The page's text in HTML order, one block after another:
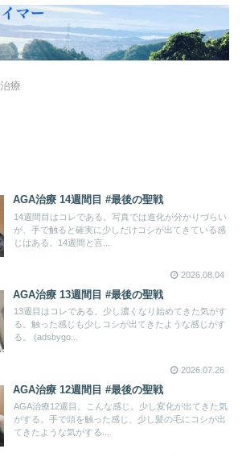
療
AGA治療 14週間目 #最後の聖戦
14週間目はコレである。写真では進化が分かりづらい
が、手で触ると確実に少しだけコシが出てきている感
じはある。14週間と言...
2026.08.04
AGA治療 13週間目 #最後の聖戦
13週目はコレである。少し濃くなり始めてきた気がす
る。触った感じも少しコシが出てきたような感じがす
る。 (adsbygo...
2026.07.26
AGA治療 12週間目 #最後の聖戦
AGA治療12週目。こんな感じ。少し変化が出てきた気
がする。手で頭を触った感じ、少し髪の毛にコシが出
てきたような気がする...